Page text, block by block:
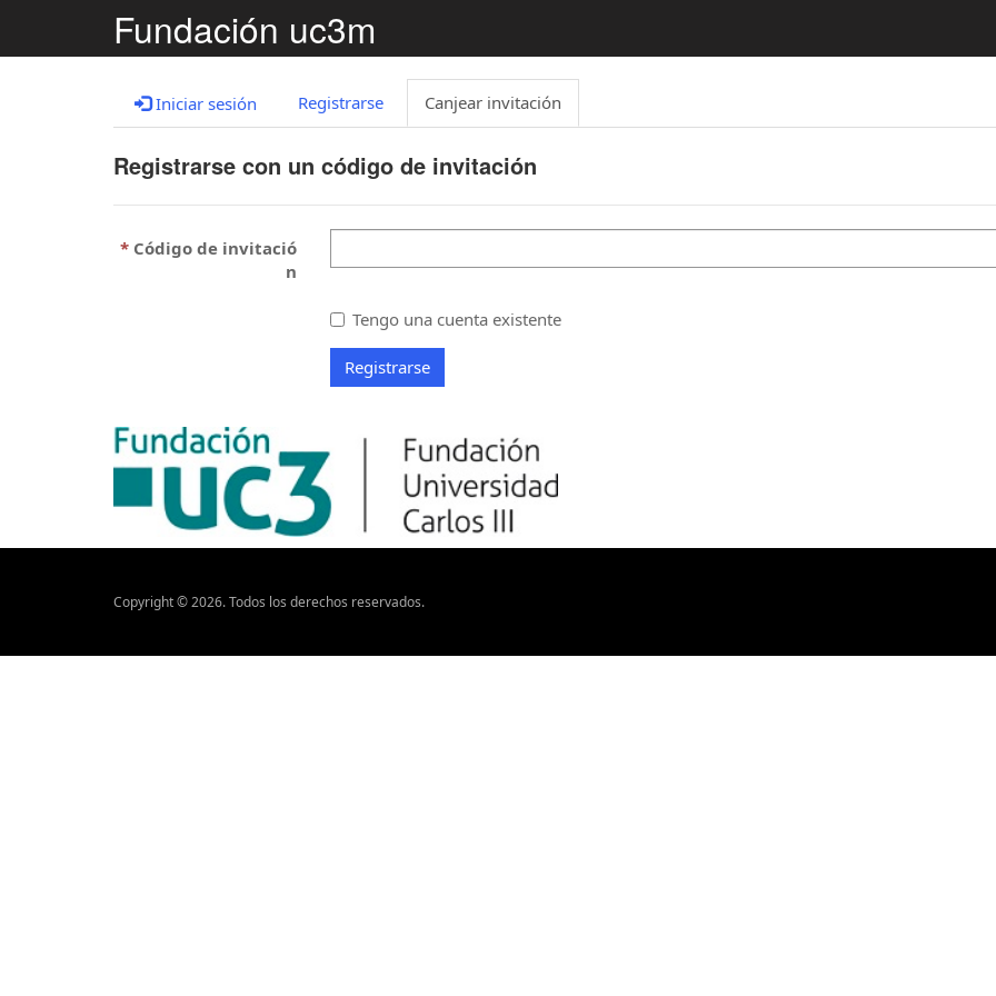
Fundación uc3m
Iniciar sesión Registrarse Canjear invitación
Registrarse con un código de invitación
Código de invitació
n
Tengo una cuenta existente
Registrarse
Copyright ©2026. Todos los derechos reservados.